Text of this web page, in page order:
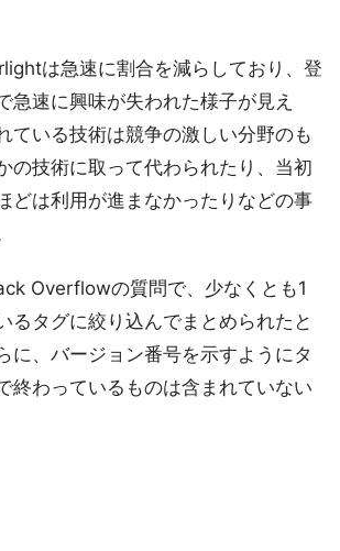
は急速に割合を減らしており、登
急速に興味が失われた様子が見え
ている技術は競争の激しい分野のも
の技術に取って代わられたり、当初
どは利用が進まなかったりなどの事
Overflowの質問で、少なくとも1
るタグに絞り込んでまとめられたと
に、バージョン番号を示すようにタ
終わっているものは含まれていない